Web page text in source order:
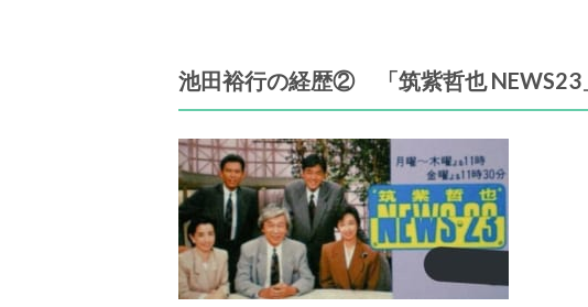
池田裕行の経歴② 「筑紫哲也 NEWS23